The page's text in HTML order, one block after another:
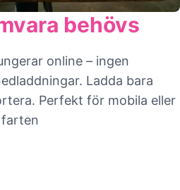
behövs
online – ingen
Ladda bara
Perfekt för mobila eller
farten